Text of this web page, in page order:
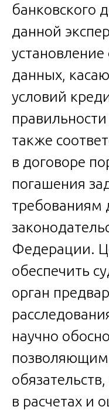
банковского
данной
данных,
условий
также
в договоре
погашения
требованиям
Федерации.
обеспечить
орган
научно
в расчетах и